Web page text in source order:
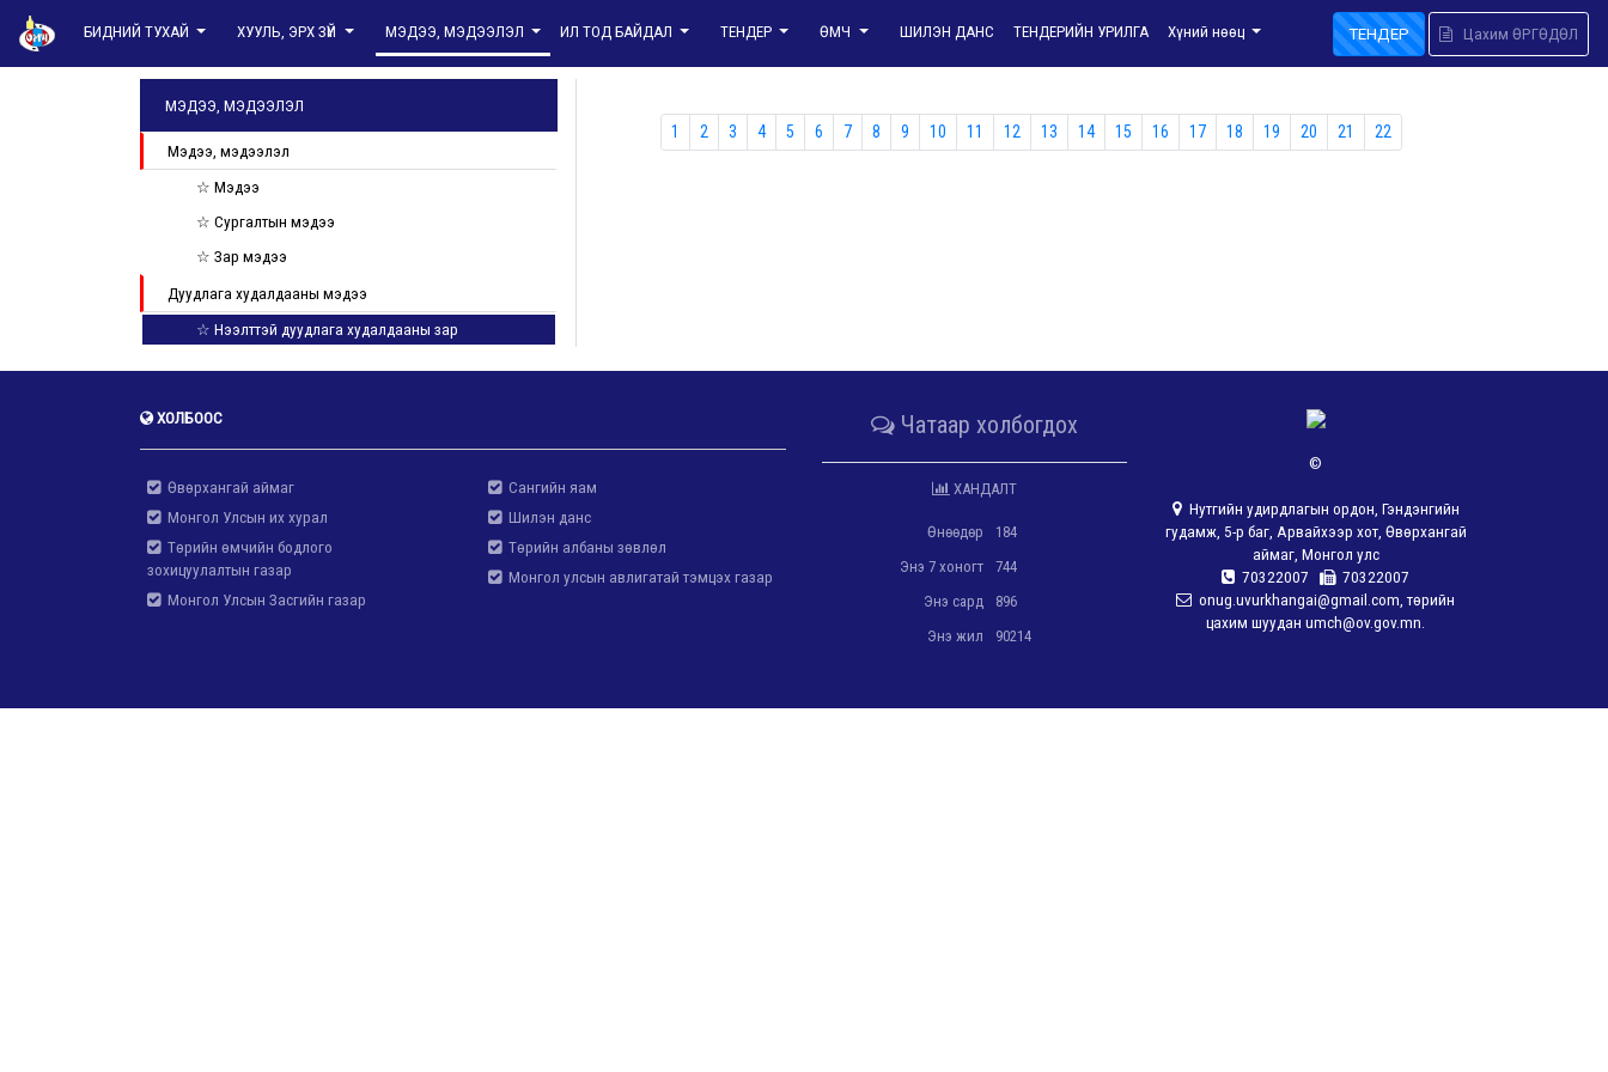
БИДНИЙ ТУХАЙ ХУУЛЬ, ЭРХ ЗҮЙ МЭДЭЭ, МЭДЭЭЛЭЛ ИЛ ТОД БАЙДАЛ ТЕНДЕР ӨМЧ ШИЛЭН ДАНС ТЕНДЕРИЙН УРИЛГА Хүний нөөц ТЕНДЕР Цахим ӨРГӨДӨЛ
МЭДЭЭ, МЭДЭЭЛЭЛ
Мэдээ, мэдээлэл
☆ Мэдээ
☆ Сургалтын мэдээ
☆ Зар мэдээ
Дуудлага худалдааны мэдээ
☆ Нээлттэй дуудлага худалдааны зар
1 2 3 4 5 6 7 8 9 10 11 12 13 14 15 16 17 18 19 20 21 22
ХОЛБООС
Өвөрхангай аймаг
Монгол Улсын их хурал
Төрийн өмчийн бодлого
зохицуулалтын газар
Монгол Улсын Засгийн газар
Сангийн яам
Шилэн данс
Төрийн албаны зөвлөл
Монгол улсын авлигатай тэмцэх газар
Чатаар холбогдох
ХАНДАЛТ
Өнөөдөр
184
Энэ 7 хоногт
744
Энэ сард
896
Энэ жил
90214
©
Нутгийн удирдлагын ордон, Гэндэнгийн
гудамж, 5-р баг, Арвайхээр хот, Өвөрхангай
аймаг, Монгол улс
70322007
70322007
onug.uvurkhangai@gmail.com, төрийн
цахим шуудан umch@ov.gov.mn.